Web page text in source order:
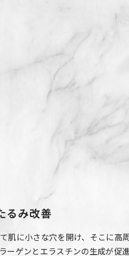
るみ改善
肌に小さな穴を開け、そこに高
ーゲンとエラスチンの生成が促